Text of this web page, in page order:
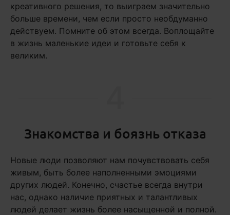
креативного решения, то выиграем значительно
больше времени, чем если просто необдуманно
действуем. Помните об этом всегда. Воплощайте
в жизнь маленькие идеи и готовьте себя к
великим.
Знакомства и боязнь отказа
Новые люди позволяют нам почувствовать себя
живым, быть более наполненными эмоциями
других людей. Конечно, счастье всегда внутри
нас, однако наличие приятных и талантливых
людей делает жизнь более насыщенной и полной.